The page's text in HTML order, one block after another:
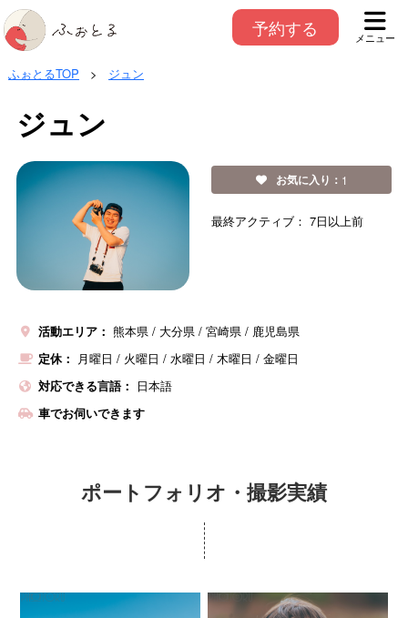
予約する メニュー
ふぉとるTOP > ジュン
ジュン
お気に入り： 1
最終アクティブ： 7日以上前
活動エリア： 熊本県 大分県 宮崎県
鹿児島県
定休： 月曜日 / 火曜日 / 水曜日 / 木曜日 / 金曜日
対応できる言語： 日本語
車でお伺いできます
ポートフォリオ・撮影実績